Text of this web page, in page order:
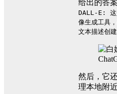
给出的答案
DALL-E: 这
像生成工具
文本描述创
然后，它
理本地附近